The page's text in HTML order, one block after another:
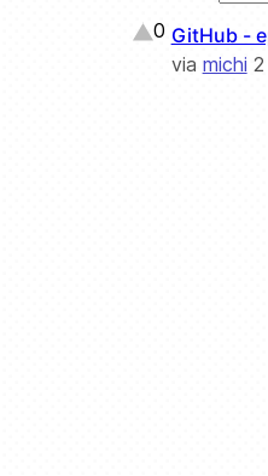
0 GitHub -
via michi